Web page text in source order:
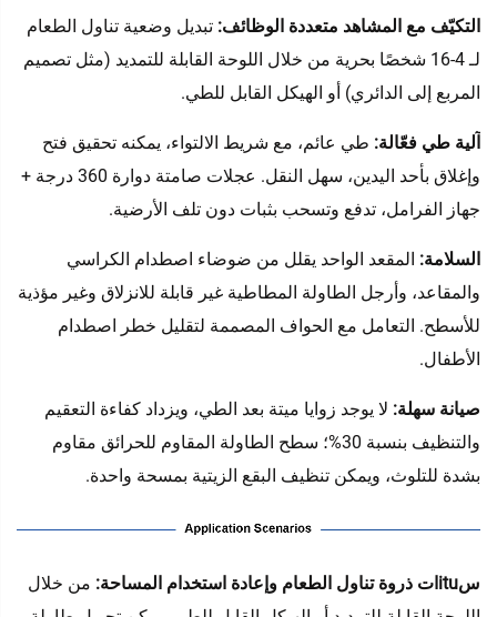
التكيّف مع المشاهد متعددة الوظائف: تبديل وضعية تناول الطعام
لـ 4-16 شخصًا بحرية من خلال اللوحة القابلة للتمديد (مثل تصميم
المربع إلى الدائري) أو الهيكل القابل للطي.
آلية طي فعّالة: طي عائم، مع شريط الالتواء، يمكنه تحقيق فتح
وإغلاق بأحد اليدين، سهل النقل. عجلات صامتة دوارة 360 درجة +
جهاز الفرامل، تدفع وتسحب بثبات دون تلف الأرضية.
السلامة: المقعد الواحد يقلل من ضوضاء اصطدام الكراسي
والمقاعد، وأرجل الطاولة المطاطية غير قابلة للانزلاق وغير مؤذية
للأسطح. التعامل مع الحواف المصممة لتقليل خطر اصطدام
الأطفال.
صيانة سهلة: لا يوجد زوايا ميتة بعد الطي، ويزداد كفاءة التعقيم
والتنظيف بنسبة 30%؛ سطح الطاولة المقاوم للحرائق مقاوم
بشدة للتلوث، ويمكن تنظيف البقع الزيتية بمسحة واحدة.
سituات ذروة تناول الطعام وإعادة استخدام المساحة:
من خلال